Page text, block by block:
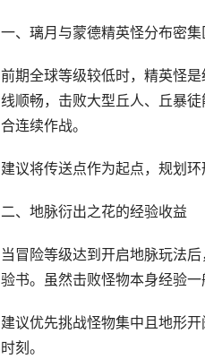
一、璃月与蒙德精英怪分布密集
前期全球等级较低时，精英怪
线顺畅，击败大型丘人、丘暴
合连续作战。
建议将传送点作为起点，规划
二、地脉衍出之花的经验收益
当冒险等级达到开启地脉玩法
验书。虽然击败怪物本身经验一
建议优先挑战怪物集中且地形
时刻。